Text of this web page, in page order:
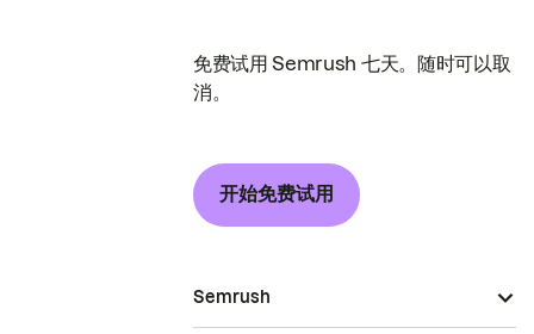
免费试用 Semrush 七天。随时可以取
消。
开始免费试用
Semrush